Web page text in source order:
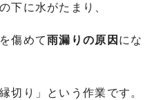
下に水がたまり、
傷めて雨漏りの原因 にな
切り」という作業です。